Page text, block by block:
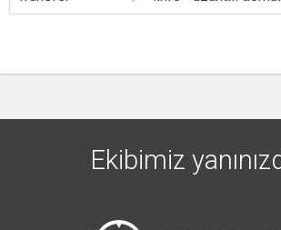
Ekibimiz